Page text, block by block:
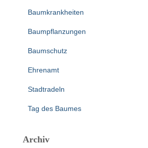
Baumkrankheiten
Baumpflanzungen
Baumschutz
Ehrenamt
Stadtradeln
Tag des Baumes
Archiv